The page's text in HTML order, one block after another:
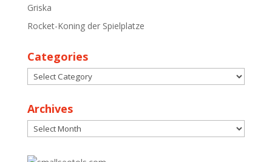
Griska
Rocket-Koning der Spielplatze
Categories
Categories
Archives
Archives